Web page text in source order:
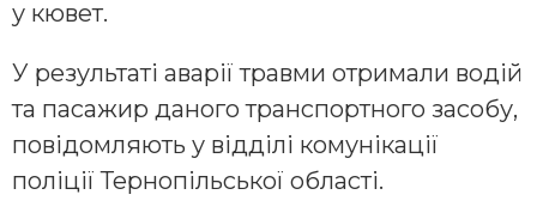
у кювет.
У результаті аварії травми отримали водій
та пасажир даного транспортного засобу,
повідомляють у відділі комунікації
поліції Тернопільської області.